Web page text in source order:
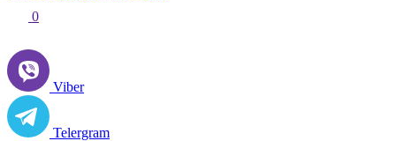
0
Viber
Telergram